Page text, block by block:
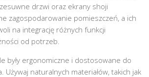
drzwi oraz ekrany shoji
zagospodarowanie pomieszczeń, a ich
na integrację różnych funkcji
od potrzeb.
były ergonomiczne i dostosowane do
Używaj naturalnych materiałów, takich jak